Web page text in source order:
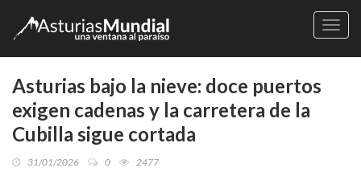
Asturias bajo la nieve: doce puertos
exigen cadenas y la carretera de la
Cubilla sigue cortada
31/01/2026 0 2477